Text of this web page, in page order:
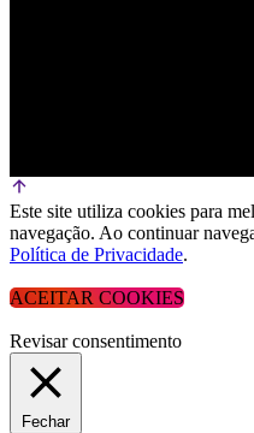
Este site utiliza cookies para
navegação. Ao continuar
Política de Privacidade.
ACEITAR COOKIES
Revisar consentimento
Fechar